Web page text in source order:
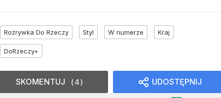
Rozrywka Do Rzeczy Styl W numerze Kraj
DoRzeczy+
UDOSTĘPNIJ
SKOMENTUJ 4